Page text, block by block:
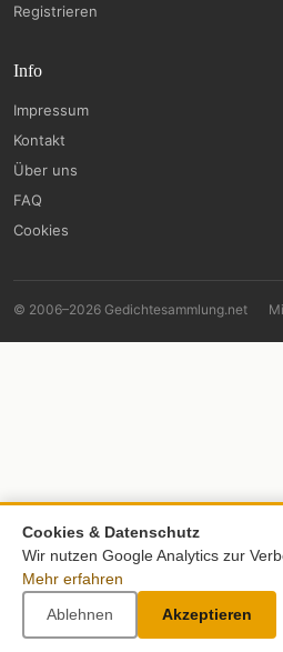
Registrieren
Info
Impressum
Kontakt
Über uns
FAQ
Cookies
© 2006–2026 Gedichtesammlung.net
Cookies & Datenschutz
Wir nutzen Google Analytics zur
Mehr erfahren
Ablehnen
Akzeptieren